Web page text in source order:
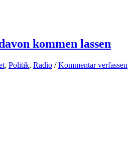
kommen lassen
, Politik, Radio /Kommentar verfassen